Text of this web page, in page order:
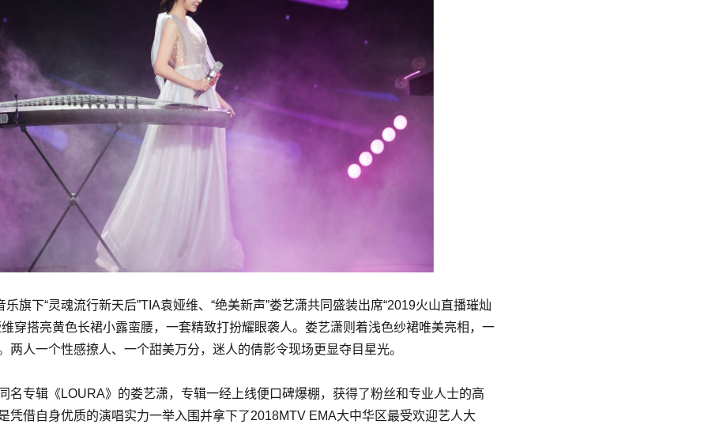
旗下“灵魂流行新天后”TIA袁娅维、“绝美新声”娄艺潇共同盛装出席“2019火山直播璀灿
穿搭亮黄色长裙小露蛮腰，一套精致打扮耀眼袭人。娄艺潇则着浅色纱裙唯美亮相，一
两人一个性感撩人、一个甜美万分，迷人的倩影令现场更显夺目星光。
名专辑《LOURA》的娄艺潇，专辑一经上线便口碑爆棚，获得了粉丝和专业人士的高
凭借自身优质的演唱实力一举入围并拿下了2018MTV EMA大中华区最受欢迎艺人大